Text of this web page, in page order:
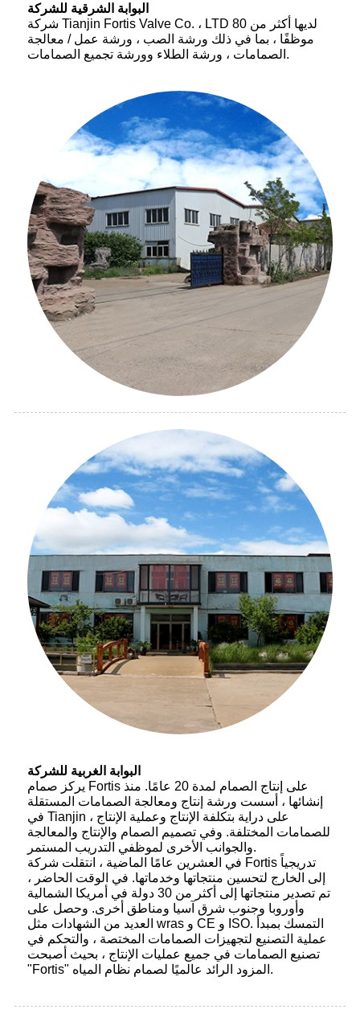
البوابة الشرقية للشركة
شركة Tianjin Fortis Valve Co. ، LTD لديها أكثر من 80
موظفًا ، بما في ذلك ورشة الصب ، ورشة عمل / معالجة
الصمامات ، ورشة الطلاء وورشة تجميع الصمامات.
البوابة الغربية للشركة
يركز صمام Fortis على إنتاج الصمام لمدة 20 عامًا. منذ
إنشائها ، أسست ورشة إنتاج ومعالجة الصمامات المستقلة
في Tianjin ، على دراية بتكلفة الإنتاج وعملية الإنتاج
للصمامات المختلفة. وفي تصميم الصمام والإنتاج والمعالجة
والجوانب الأخرى لموظفي التدريب المستمر.
في العشرين عامًا الماضية ، انتقلت شركة Fortis تدريجياً
إلى الخارج لتحسين منتجاتها وخدماتها. في الوقت الحاضر ،
تم تصدير منتجاتها إلى أكثر من 30 دولة في أمريكا الشمالية
وأوروبا وجنوب شرق آسيا ومناطق أخرى. وحصل على
العديد من الشهادات مثل wras و CE و ISO. التمسك بمبدأ
عملية التصنيع لتجهيزات الصمامات المختصة ، والتحكم في
تصنيع الصمامات في جميع عمليات الإنتاج ، بحيث أصبحت
"Fortis" المزود الرائد عالميًا لصمام نظام المياه.